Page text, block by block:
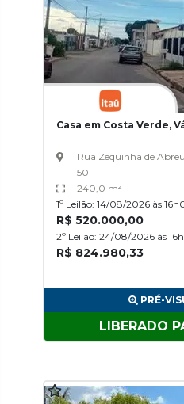
Casa em Costa Verde,
Rua Zequinha de
50
240,0 m²
1º Leilão: 14/08/2026 às
R$ 520.000,00
2º Leilão: 24/08/2026 às
R$ 824.980,33
PRÉ-
LIBERADO